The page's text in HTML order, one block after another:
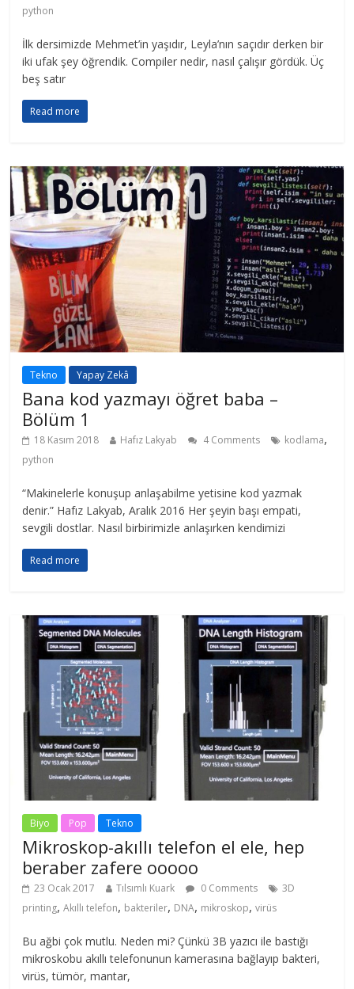
python
İlk dersimizde Mehmet’in yaşıdır, Leyla’nın saçıdır derken bir
iki ufak şey öğrendik. Compiler nedir, nasıl çalışır gördük. Üç
beş satır
Read more
Tekno Yapay Zekâ
Bana kod yazmayı öğret baba –
Bölüm 1
18 Kasım 2018 Hafız Lakyab 4 Comments kodlama,
python
“Makinelerle konuşup anlaşabilme yetisine kod yazmak
denir.” Hafız Lakyab, Aralık 2016 Her şeyin başı empati,
sevgili dostlar. Nasıl birbirimizle anlaşırken kendimizi
Read more
Biyo Pop Tekno
Mikroskop-akıllı telefon el ele, hep
beraber zafere ooooo
23 Ocak 2017 Tılsımlı Kuark 0 Comments
3D
printing,Akıllı telefon, bakteriler, DNA, mikroskop,virüs
Bu ağbi çok mutlu. Neden mi? Çünkü 3B yazıcı ile bastığı
mikroskobu akıllı telefonunun kamerasına bağlayıp bakteri,
virüs, tümör, mantar,